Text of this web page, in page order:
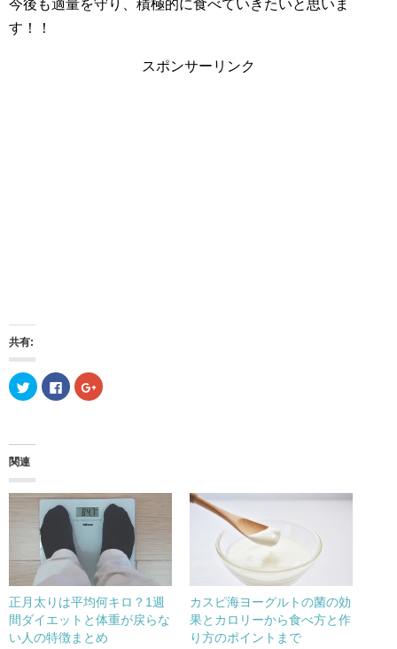
今後も適量を守り、積極的に食べていきたいと思いま
す！！
スポンサーリンク
共有:
ク
リ
T
t
t
e
共
有
新
し
い
ウ
ィ
ン
ド
ウ
F
a
有
す
る
に
は
ク
リ
ッ
し
て
く
だ
さ
い
ク
リ
l
e
+
で
共
有
(
新
し
い
ウ
ィ
ン
ド
ウ
関連
正月太りは平均何キロ？1週
間ダイエットと体重が戻らな
い人の特徴まとめ
カスピ海ヨーグルトの菌の効
果とカロリーから食べ方と作
り方のポイントまで